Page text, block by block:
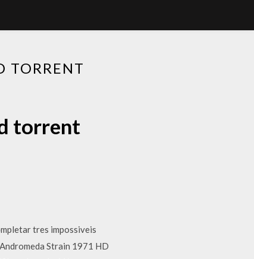
TORRENT
torrent
tres impossiveis
Strain 1971 HD